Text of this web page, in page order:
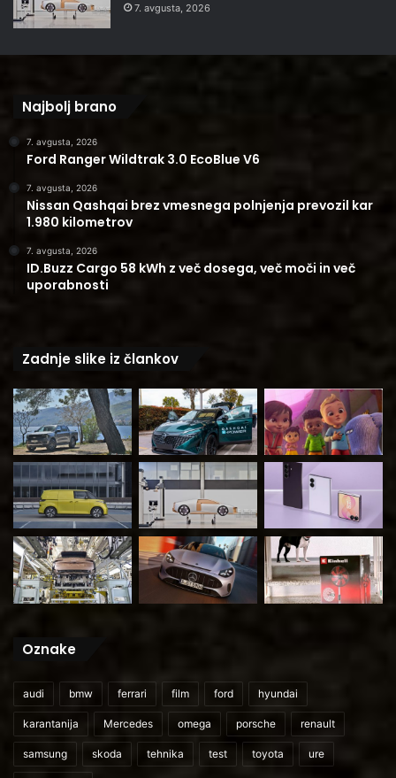
7. avgusta, 2026
Najbolj brano
7. avgusta, 2026
Ford Ranger Wildtrak 3.0 EcoBlue V6
7. avgusta, 2026
Nissan Qashqai brez vmesnega polnjenja prevozil kar
1.980 kilometrov
7. avgusta, 2026
ID.Buzz Cargo 58 kWh z več dosega, več moči in več
uporabnosti
Zadnje slike iz člankov
Oznake
audi bmw ferrari film ford hyundai
karantanija Mercedes omega porsche renault
samsung skoda tehnika test toyota ure